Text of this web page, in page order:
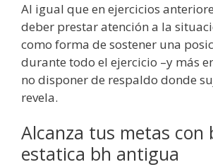
Al igual que en ejercicios
deber prestar atención a la
como forma de sostener una
durante todo el ejercicio –y más
no disponer de respaldo donde
revela.
Alcanza tus metas con
estatica bh antigua